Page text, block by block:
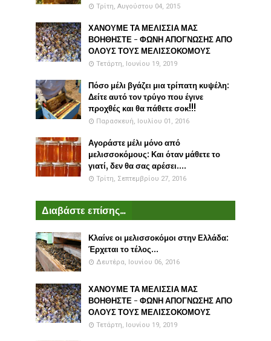
Τρίτη, Αυγούστου 04, 2015
ΧΑΝΟΥΜΕ ΤΑ ΜΕΛΙΣΣΙΑ ΜΑΣ
ΒΟΗΘΗΣΤΕ - ΦΩΝΗ ΑΠΟΓΝΩΣΗΣ ΑΠΟ
ΟΛΟΥΣ ΤΟΥΣ ΜΕΛΙΣΣΟΚΟΜΟΥΣ
Τετάρτη, Ιουνίου 19, 2019
Πόσο μέλι βγάζει μια τρίπατη κυψέλη:
Δείτε αυτό τον τρύγο που έγινε
προχθές και θα πάθετε σοκ!!!
Παρασκευή, Ιουλίου 01, 2016
Αγοράστε μέλι μόνο από
μελισσοκόμους: Και όταν μάθετε το
γιατί, δεν θα σας αρέσει....
Τρίτη, Σεπτεμβρίου 27, 2016
Διαβάστε επίσης...
Κλαίνε οι μελισσοκόμοι στην Ελλάδα:
Έρχεται το τέλος...
Δευτέρα, Ιουνίου 06, 2016
ΧΑΝΟΥΜΕ ΤΑ ΜΕΛΙΣΣΙΑ ΜΑΣ
ΒΟΗΘΗΣΤΕ - ΦΩΝΗ ΑΠΟΓΝΩΣΗΣ ΑΠΟ
ΟΛΟΥΣ ΤΟΥΣ ΜΕΛΙΣΣΟΚΟΜΟΥΣ
Τετάρτη, Ιουνίου 19, 2019